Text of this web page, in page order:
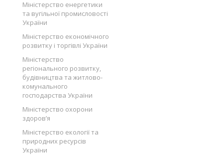
Міністерство енергетики
та вугільної промисловості
України
Міністерство економічного
розвитку і торгівлі України
Міністерство
регіонального розвитку,
будівництва та житлово-
комунального
господарства України
Міністерство охорони
здоров’я
Міністерство екології та
природних ресурсів
України